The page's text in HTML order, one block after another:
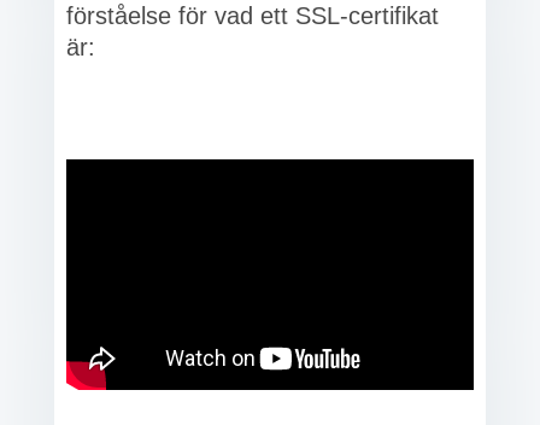
förståelse för vad ett SSL-certifikat
är: